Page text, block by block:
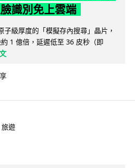
識別免上雲端
子級厚度的「模擬存內搜尋」晶片，
1 億倍，延遲低至 36 皮秒（即
旅遊